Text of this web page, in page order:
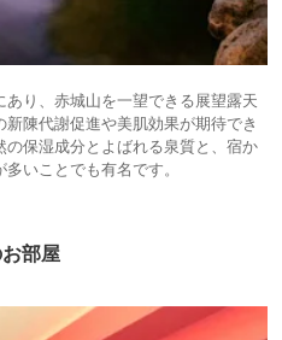
り、赤城山を一望できる展望露天
陳代謝促進や美肌効果が期待でき
保湿成分とよばれる泉質と、宿か
いことでも有名です。
部屋